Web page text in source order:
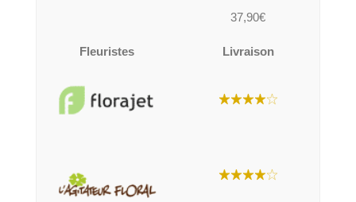
37,90€
Fleuristes Livraison